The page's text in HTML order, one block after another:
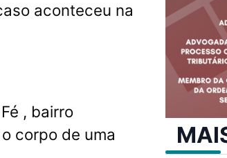
aconteceu na
, bairro
corpo de uma